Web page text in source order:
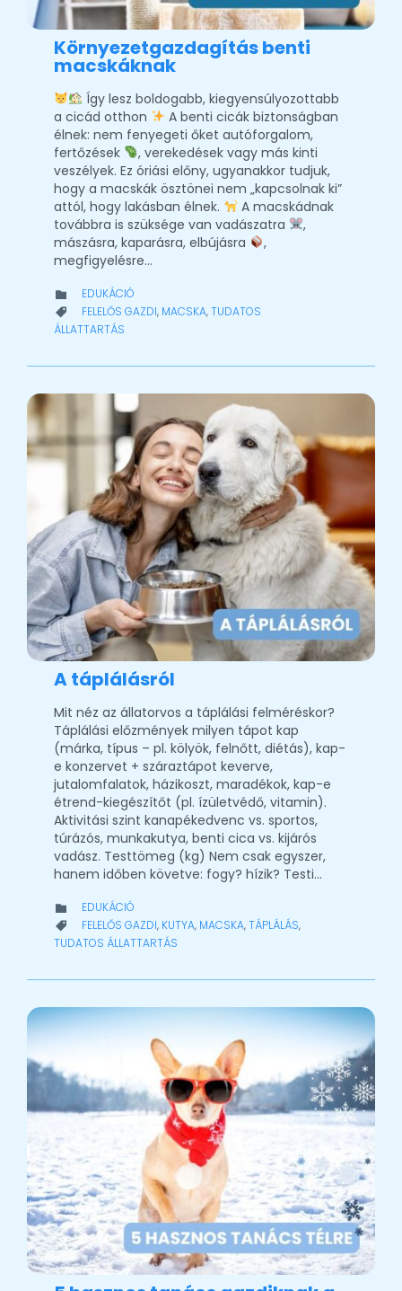
Környezetgazdagítás benti
macskáknak
Így lesz boldogabb, kiegyensúlyozottabb
a cicád otthon
A benti cicák biztonságban
élnek: nem fenyegeti őket autóforgalom,
fertőzések
, verekedések vagy más kinti
veszélyek. Ez óriási előny, ugyanakkor tudjuk,
hogy a macskák ösztönei nem „kapcsolnak ki”
attól, hogy lakásban élnek.
A macskádnak
továbbra is szüksége van vadászatra
,
mászásra, kaparásra, elbújásra
,
megfigyelésre…
 CATEGORY
EDUKÁCIÓ
 CATEGORY
FELELŐS GAZDI, MACSKA,TUDATOS
ÁLLATTARTÁS
A táplálásról
Mit néz az állatorvos a táplálási felméréskor?
Táplálási előzmények milyen tápot kap
(márka, típus – pl. kölyök, felnőtt, diétás), kap-
e konzervet + száraztápot keverve,
jutalomfalatok, házikoszt, maradékok, kap-e
étrend-kiegészítőt (pl. ízületvédő, vitamin).
Aktivitási szint kanapékedvenc vs. sportos,
túrázós, munkakutya, benti cica vs. kijárós
vadász. Testtömeg (kg) Nem csak egyszer,
hanem időben követve: fogy? hízik? Testi…
 CATEGORY
EDUKÁCIÓ
 CATEGORY
FELELŐS GAZDI, KUTYA, MACSKA,TÁPLÁLÁS,
TUDATOS ÁLLATTARTÁS